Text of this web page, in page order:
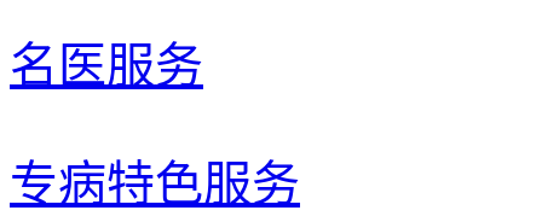
名医服务
专病特色服务